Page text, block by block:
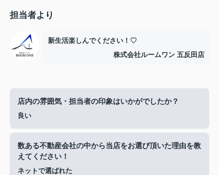
担当者より
新生活楽しんでください！♡
株式会社ルームワン 五反田店
店内の雰囲気・担当者の印象はいかがでしたか？
良い
数ある不動産会社の中から当店をお選び頂いた理由を教
えてください！
ネットで選ばれた